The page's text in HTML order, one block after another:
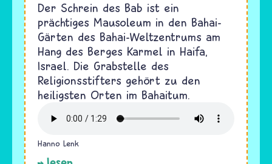
Der Schrein des Bab ist ein
prächtiges Mausoleum in den Bahai-
Gärten des Bahai-Weltzentrums am
Hang des Berges Karmel in Haifa,
Israel. Die Grabstelle des
Religionsstifters gehört zu den
heiligsten Orten im Bahaitum.
Hanno Lenk